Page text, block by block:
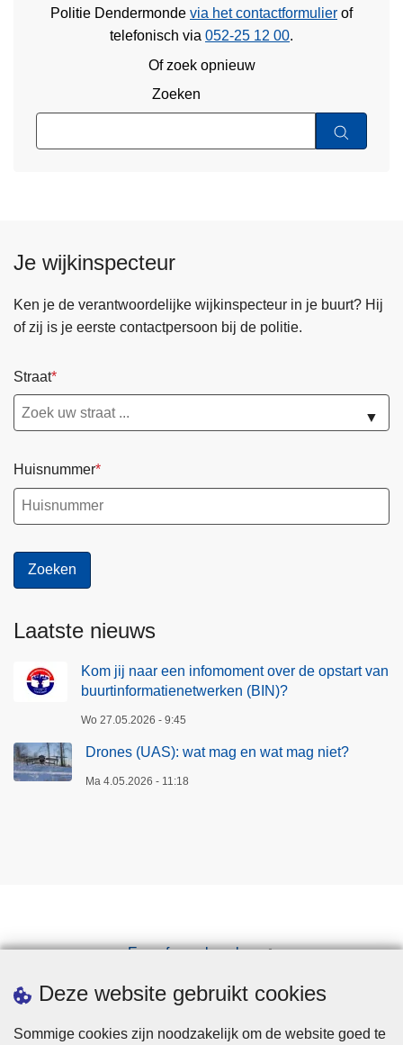
Deze website gebruikt cookies
Sommige cookies zijn noodzakelijk om de website goed te
Politie Dendermonde via het contactformulier of
telefonisch via 052-25 12 00.
Of zoek opnieuw
Zoeken
Je wijkinspecteur
Ken je de verantwoordelijke wijkinspecteur in je buurt? Hij
of zij is je eerste contactpersoon bij de politie.
Straat
▼
Huisnummer
Laatste nieuws
Kom jij naar een infomoment over de opstart van
buurtinformatienetwerken (BIN)?
Wo 27.05.2026 - 9:45
Drones (UAS): wat mag en wat mag niet?
Ma 4.05.2026 - 11:18
Een afspraak maken